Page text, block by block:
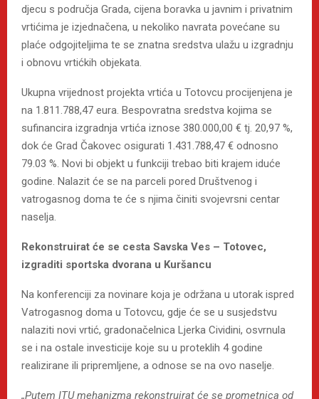
djecu s područja Grada, cijena boravka u javnim i privatnim
vrtićima je izjednačena, u nekoliko navrata povećane su
plaće odgojiteljima te se znatna sredstva ulažu u izgradnju
i obnovu vrtićkih objekata.
Ukupna vrijednost projekta vrtića u Totovcu procijenjena je
na 1.811.788,47 eura. Bespovratna sredstva kojima se
sufinancira izgradnja vrtića iznose 380.000,00 € tj. 20,97 %,
dok će Grad Čakovec osigurati 1.431.788,47 € odnosno
79.03 %. Novi bi objekt u funkciji trebao biti krajem iduće
godine. Nalazit će se na parceli pored Društvenog i
vatrogasnog doma te će s njima činiti svojevrsni centar
naselja.
Rekonstruirat će se cesta Savska Ves – Totovec,
izgraditi sportska dvorana u Kuršancu
Na konferenciji za novinare koja je održana u utorak ispred
Vatrogasnog doma u Totovcu, gdje će se u susjedstvu
nalaziti novi vrtić, gradonačelnica Ljerka Cividini, osvrnula
se i na ostale investicije koje su u proteklih 4 godine
realizirane ili pripremljene, a odnose se na ovo naselje.
„Putem ITU mehanizma rekonstruirat će se prometnica od